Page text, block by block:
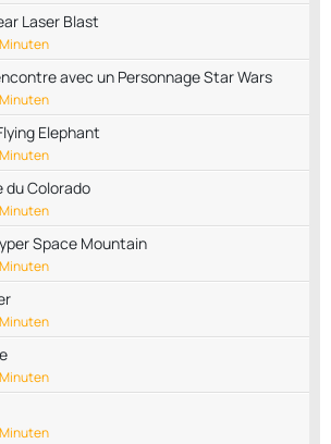
Laser Blast
avec un Personnage Star Wars
Elephant
du Colorado
Space Mountain